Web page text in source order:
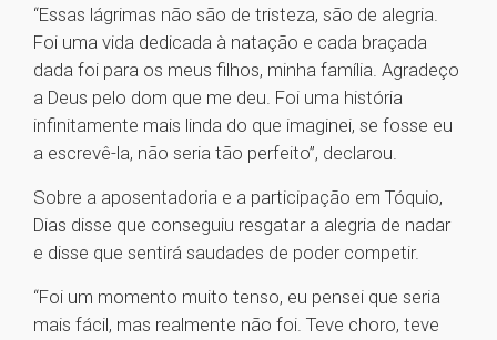
“Essas lágrimas não são de tristeza, são de alegria.
Foi uma vida dedicada à natação e cada braçada
dada foi para os meus filhos, minha família. Agradeço
a Deus pelo dom que me deu. Foi uma história
infinitamente mais linda do que imaginei, se fosse eu
a escrevê-la, não seria tão perfeito”, declarou.
Sobre a aposentadoria e a participação em Tóquio,
Dias disse que conseguiu resgatar a alegria de nadar
e disse que sentirá saudades de poder competir.
“Foi um momento muito tenso, eu pensei que seria
mais fácil, mas realmente não foi. Teve choro, teve